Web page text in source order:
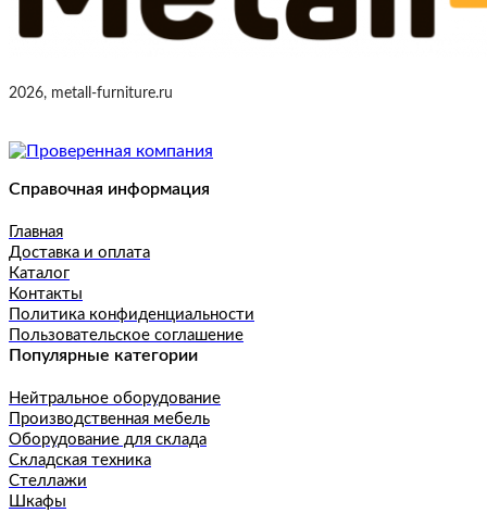
2026, metall-furniture.ru
Справочная информация
Главная
Доставка и оплата
Каталог
Контакты
Политика конфиденциальности
Пользовательское соглашение
Популярные категории
Нейтральное оборудование
Производственная мебель
Оборудование для склада
Складская техника
Стеллажи
Шкафы